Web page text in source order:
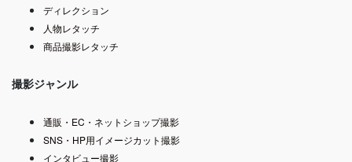
ディレクション
人物レタッチ
商品撮影レタッチ
撮影ジャンル
通販・EC・ネットショップ撮影
SNS・HP用イメージカット撮影
インタビュー撮影